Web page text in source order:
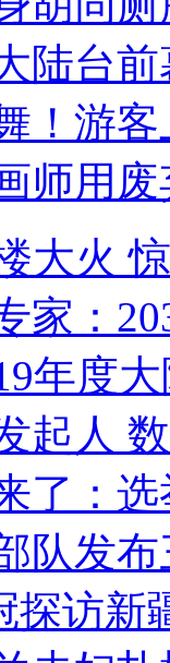
陆台
！游客
师用
大火
家：
年度
起人
了：
队发
探访新